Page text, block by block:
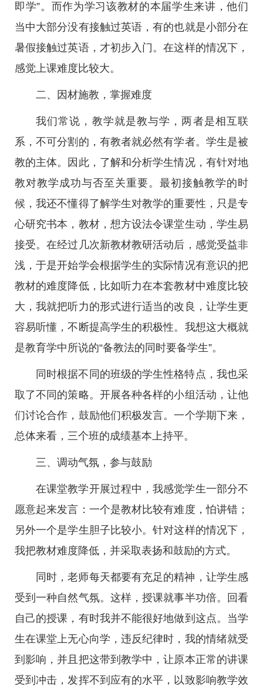
即学”。而作为学习该教材的本届学生来讲，他们
当中大部分没有接触过英语，有的也就是小部分在
暑假接触过英语，才初步入门。在这样的情况下，
感觉上课难度比较大。
二、因材施教，掌握难度
我们常说，教学就是教与学，两者是相互联
系，不可分割的，有教者就必然有学者。学生是被
教的主体。因此，了解和分析学生情况，有针对地
教对教学成功与否至关重要。最初接触教学的时
候，我还不懂得了解学生对教学的重要性，只是专
心研究书本，教材，想方设法令课堂生动，学生易
接受。在经过几次新教材教研活动后，感觉受益非
浅，于是开始学会根据学生的实际情况有意识的把
教材的难度降低，比如听力在本套教材中难度比较
大，我就把听力的形式进行适当的改良，让学生更
容易听懂，不断提高学生的积极性。我想这大概就
是教育学中所说的“备教法的同时要备学生”。
同时根据不同的班级的学生性格特点，我也采
取了不同的策略。开展各种各样的小组活动，让他
们讨论合作，鼓励他们积极发言。一个学期下来，
总体来看，三个班的成绩基本上持平。
三、调动气氛，参与鼓励
在课堂教学开展过程中，我感觉学生一部分不
愿意起来发言：一个是教材比较有难度，怕讲错；
另外一个是学生胆子比较小。针对这样的情况下，
我把教材难度降低，并采取表扬和鼓励的方式。
同时，老师每天都要有充足的精神，让学生感
受到一种自然气氛。这样，授课就事半功倍。回看
自己的授课，有时我并不能很好地做到这点。当学
生在课堂上无心向学，违反纪律时，我的情绪就受
到影响，并且把这带到教学中，让原本正常的讲课
受到冲击，发挥不到应有的水平，以致影响教学效